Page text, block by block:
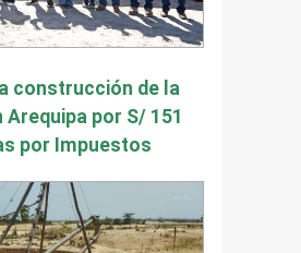
construcción de la
por S/ 151
por Impuestos